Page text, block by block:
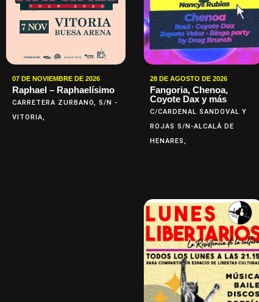
07 DE NOVIEMBRE DE 2026
Raphael – Raphaelísimo
CARRETERA ZURBANO, S/N -
VITORIA,
28 DE AGOSTO DE 2026
Fangoria, Chenoa,
Coyote Dax y más
C/CARDENAL SANDOVAL Y
ROJAS S/N-ALCALÁ DE
HENARES,